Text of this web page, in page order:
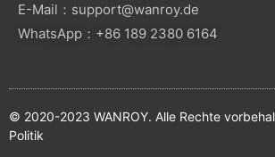
t
b
e
e
o
o
t
g
r
t
e
r
E-Mail： support@wanroy.de
WhatsApp：+86 189 2380 6164
© 2020-2023 WANROY. Alle Rechte
Politik